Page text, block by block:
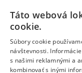
Andrea Klub
Splátkový predaj
Obchodné
Odstúpiť od
Ochrana
Predĺžená záruka
Táto webová
cookie.
Súbory cookie
návštevnosti.
s našimi reklamnými a
kombinovať s inými